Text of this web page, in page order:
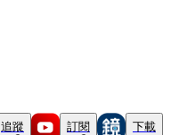
追蹤 訂閱 下載